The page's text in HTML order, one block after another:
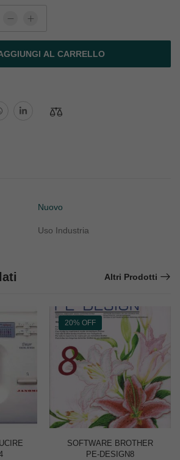
AL CARRELLO
Nuovo
Uso Industria
Altri Prodotti
20% OFF
SOFTWARE BROTHER
PE-DESIGN8